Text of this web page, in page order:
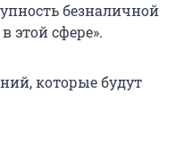
безналичной
этой сфере».
которые будут